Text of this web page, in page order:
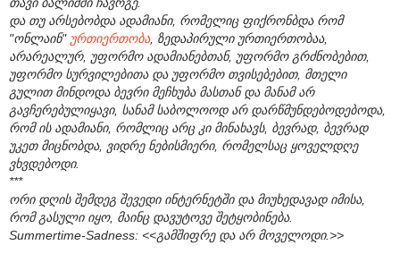
და თუ არსებობდა ადამიანი, რომელიც ფიქრონბდა რომ
"ონლაინ" ურთიერთობა, ზედაპირული ურთიერთობაა,
არარეალურ, უფორმო ადამიანებთან, უფორმო გრძნობებით,
უფორმო სურვილებითა და უფორმო თვისებებით, მთელი
გულით მინდოდა ბევრი მეჩხუბა მასთან და მანამ არ
გავჩერებულიყავი, სანამ საბოლოოდ არ დარწმუნდებოდებოდა,
რომ ის ადამიანი, რომლიც არც კი მინახავს, ბევრად, ბევრად
უკეთ მიცნობდა, ვიდრე ნებისმიერი, რომელსაც ყოველდღე
ვხვდებოდი.
***
ორი დღის შემდეგ შევედი ინტერნეტში და მიუხედავად იმისა,
რომ გასული იყო, მაინც დავუტოვე შეტყობინება.
Summertime-Sadness: <<გამშიფრე და არ მოველოდი.>>